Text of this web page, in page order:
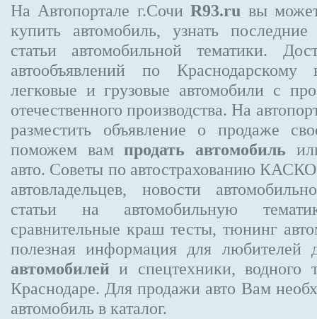
На Автопортале г.СочиR93.ru вы
купить автомобиль, узнать
статьи автомобильной тематики.
автообъявлений по
легковые и грузовые автомобили с
отечественного производства. На
разместить объявление о продаже
поможем вампродать автомобиль
авто. Советы по автострахованию
автовладельцев, новости
статьи на автомобильную
сравнительные краш тесты, тюнинг
полезная информация для любителей
автомобилей и спецтехники, водного
Краснодаре. Для продажи авто Вам
автомобиль в каталог.